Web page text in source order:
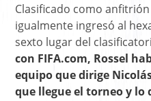
Clasificado como
igualmente ingresó al
sexto lugar del
con FIFA.com, Rossel
equipo que dirige
que llegue el torneo y lo